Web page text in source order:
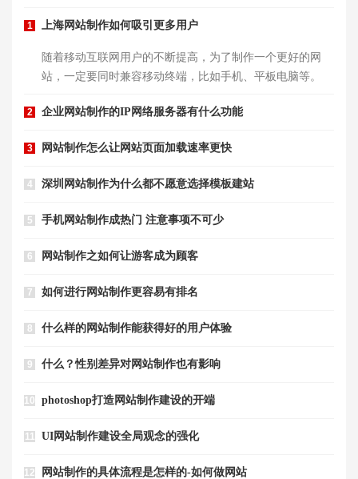
1 上海网站制作如何吸引更多用户
​随着移动互联网用户的不断提高，为了制作一个更好的网
站，一定要同时兼容移动终端，比如手机、平板电脑等。
2 企业网站制作的IP网络服务器有什么功能
3 网站制作怎么让网站页面加载速率更快
4 深圳网站制作为什么都不愿意选择模板建站
5 手机网站制作成热门 注意事项不可少
6 网站制作之如何让游客成为顾客
7 如何进行网站制作更容易有排名
8 什么样的网站制作能获得好的用户体验
9 什么？性别差异对网站制作也有影响
10 photoshop打造网站制作建设的开端
11 UI网站制作建设全局观念的强化
12 网站制作的具体流程是怎样的-如何做网站